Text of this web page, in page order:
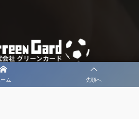
ム 先頭へ